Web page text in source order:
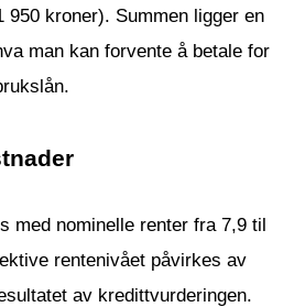
950 kroner). Summen ligger en
man kan forvente å betale for
med nominelle renter fra 7,9 til
rentenivået påvirkes av
av kredittvurderingen.